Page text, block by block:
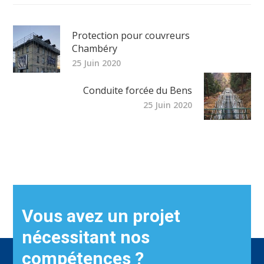
Protection pour couvreurs
Chambéry
25 Juin 2020
Conduite forcée du Bens
25 Juin 2020
Vous avez un projet
nécessitant nos
compétences ?